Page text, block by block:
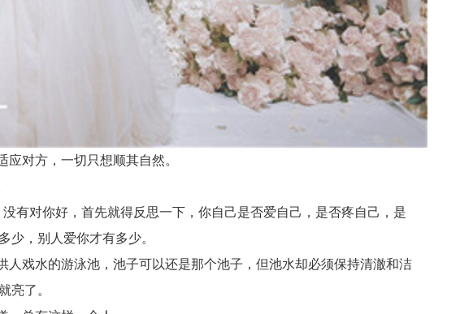
对方，一切只想顺其自然。
对你好，首先就得反思一下，你自己是否爱自己，是否疼自己，是
少，别人爱你才有多少。
戏水的游泳池，池子可以还是那个池子，但池水却必须保持清澈和洁
亮了。